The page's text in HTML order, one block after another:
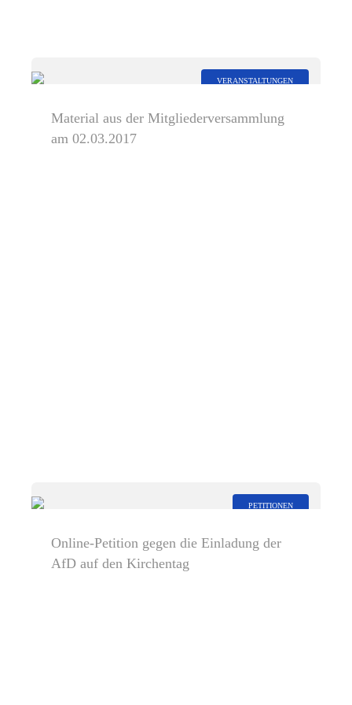
VERANSTALTUNGEN
Material aus der Mitgliederversammlung
am 02.03.2017
PETITIONEN
Online-Petition gegen die Einladung der
AfD auf den Kirchentag